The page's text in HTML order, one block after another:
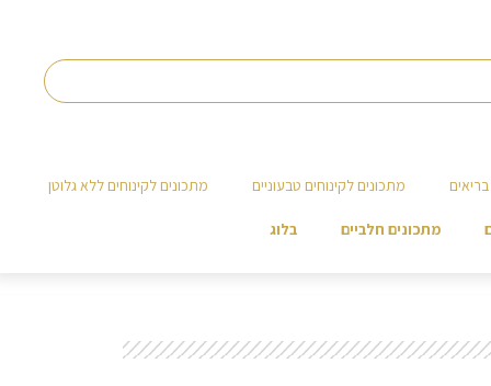
מתכונים לקינוחים טבעוניים מתכונים לקינוחים ללא גלוטן
מתכונים חלביים בלוג